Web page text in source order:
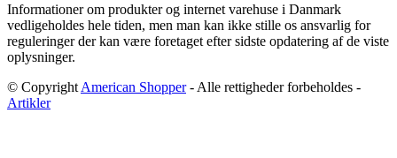
Informationer om produkter og internet varehuse i Danmark
vedligeholdes hele tiden, men man kan ikke stille os ansvarlig for
reguleringer der kan være foretaget efter sidste opdatering af de viste
oplysninger.
© Copyright American Shopper- Alle rettigheder forbeholdes -
Artikler